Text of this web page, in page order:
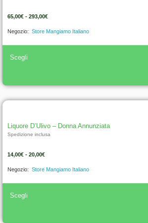
65,00€ - 293,00€
Negozio: Store Mangiamo Italiano
Scegli
Liquore D’Ulivo – Donna Annunziata
Spedizione inclusa
14,00€ - 20,00€
Negozio: Store Mangiamo Italiano
Scegli